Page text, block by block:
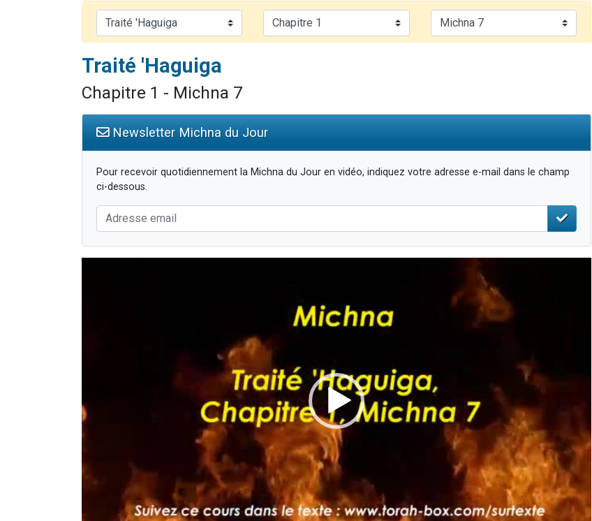
Traité 'Haguiga
Chapitre 1 - Michna 7
Newsletter Michna du Jour
Pour recevoir quotidiennement la Michna du Jour en vidéo, indiquez votre adresse e-mail dans le champ
ci-dessous.